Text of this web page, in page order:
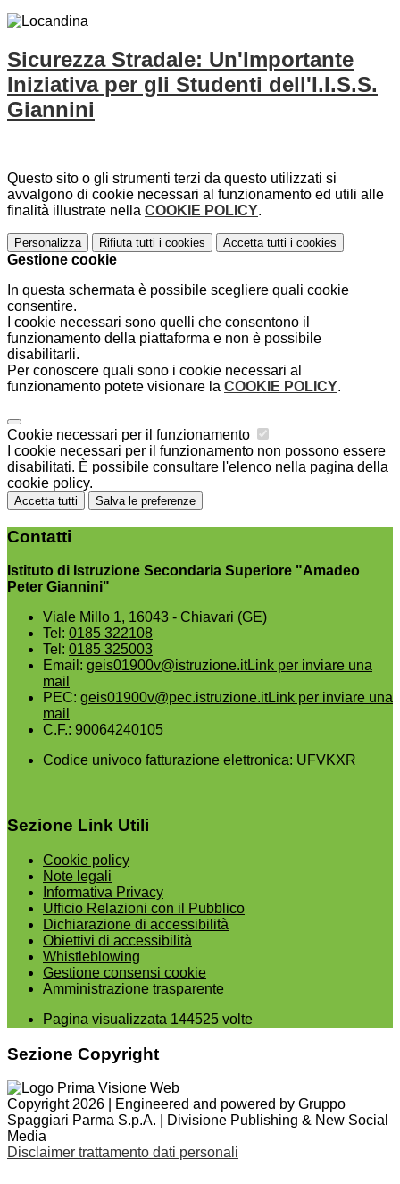
Sicurezza Stradale: Un'Importante
Iniziativa per gli Studenti dell'I.I.S.S.
Giannini
Questo sito o gli strumenti terzi da questo utilizzati si
avvalgono di cookie necessari al funzionamento ed utili alle
finalità illustrate nella COOKIE POLICY.
Personalizza Rifiuta tutti i cookies Accetta tutti i cookies
Gestione cookie
In questa schermata è possibile scegliere quali cookie
consentire.
I cookie necessari sono quelli che consentono il
funzionamento della piattaforma e non è possibile
disabilitarli.
Per conoscere quali sono i cookie necessari al
funzionamento potete visionare la COOKIE POLICY.
Cookie necessari per il funzionamento
I cookie necessari per il funzionamento non possono essere
disabilitati. È possibile consultare l'elenco nella pagina della
cookie policy.
Accetta tutti Salva le preferenze
Contatti
Istituto di Istruzione Secondaria Superiore "Amadeo
Peter Giannini"
Viale Millo 1, 16043 - Chiavari (GE)
Tel: 0185 322108
Tel: 0185 325003
Email: geis01900v@istruzione.itLink per inviare una
mail
PEC: geis01900v@pec.istruzione.itLink per inviare una
mail
C.F.: 90064240105
Codice univoco fatturazione elettronica: UFVKXR
Sezione Link Utili
Cookie policy
Note legali
Informativa Privacy
Ufficio Relazioni con il Pubblico
Dichiarazione di accessibilità
Obiettivi di accessibilità
Whistleblowing
Gestione consensi cookie
Amministrazione trasparente
Pagina visualizzata 144525 volte
Sezione Copyright
Copyright 2026 | Engineered and powered by Gruppo
Spaggiari Parma S.p.A. | Divisione Publishing & New Social
Media
Disclaimer trattamento dati personali